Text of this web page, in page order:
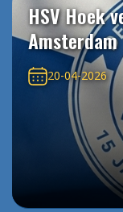
HSV Hoek
Amsterdam
20-04-2026